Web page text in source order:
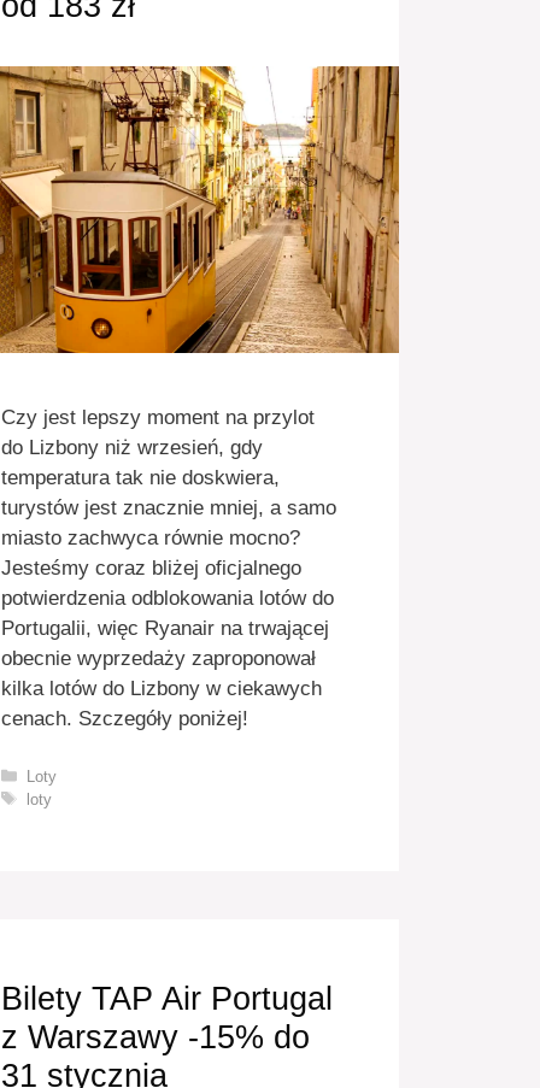
Czy jest lepszy moment na przylot
do Lizbony niż wrzesień, gdy
temperatura tak nie doskwiera,
turystów jest znacznie mniej, a samo
miasto zachwyca równie mocno?
Jesteśmy coraz bliżej oficjalnego
potwierdzenia odblokowania lotów do
Portugalii, więc Ryanair na trwającej
obecnie wyprzedaży zaproponował
kilka lotów do Lizbony w ciekawych
cenach. Szczegóły poniżej!
Kategorie
Loty
Tagi
loty
Bilety TAP Air Portugal
z Warszawy -15% do
31 stycznia